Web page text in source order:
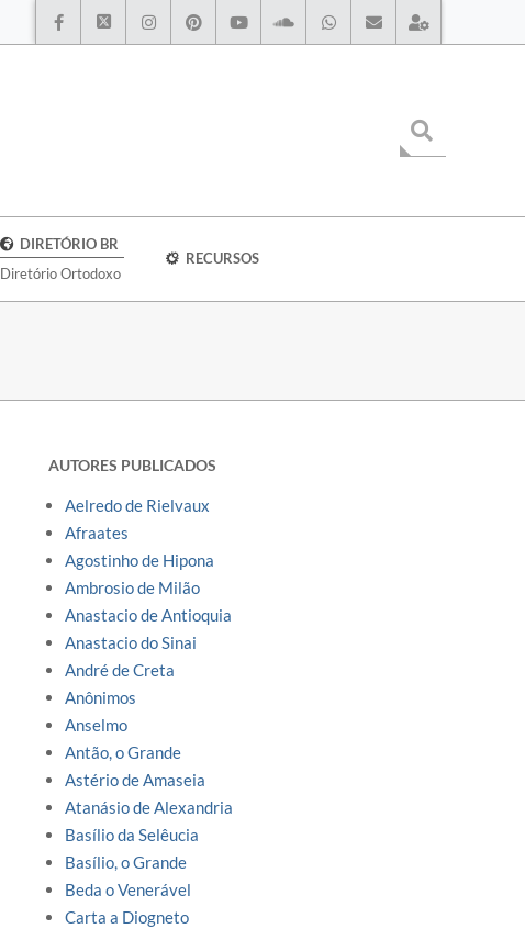
DIRETÓRIO BR
Diretório Ortodoxo
RECURSOS
AUTORES PUBLICADOS
Aelredo de Rielvaux
Afraates
Agostinho de Hipona
Ambrosio de Milão
Anastacio de Antioquia
Anastacio do Sinai
André de Creta
Anônimos
Anselmo
Antão, o Grande
Astério de Amaseia
Atanásio de Alexandria
Basílio da Selêucia
Basílio, o Grande
Beda o Venerável
Carta a Diogneto